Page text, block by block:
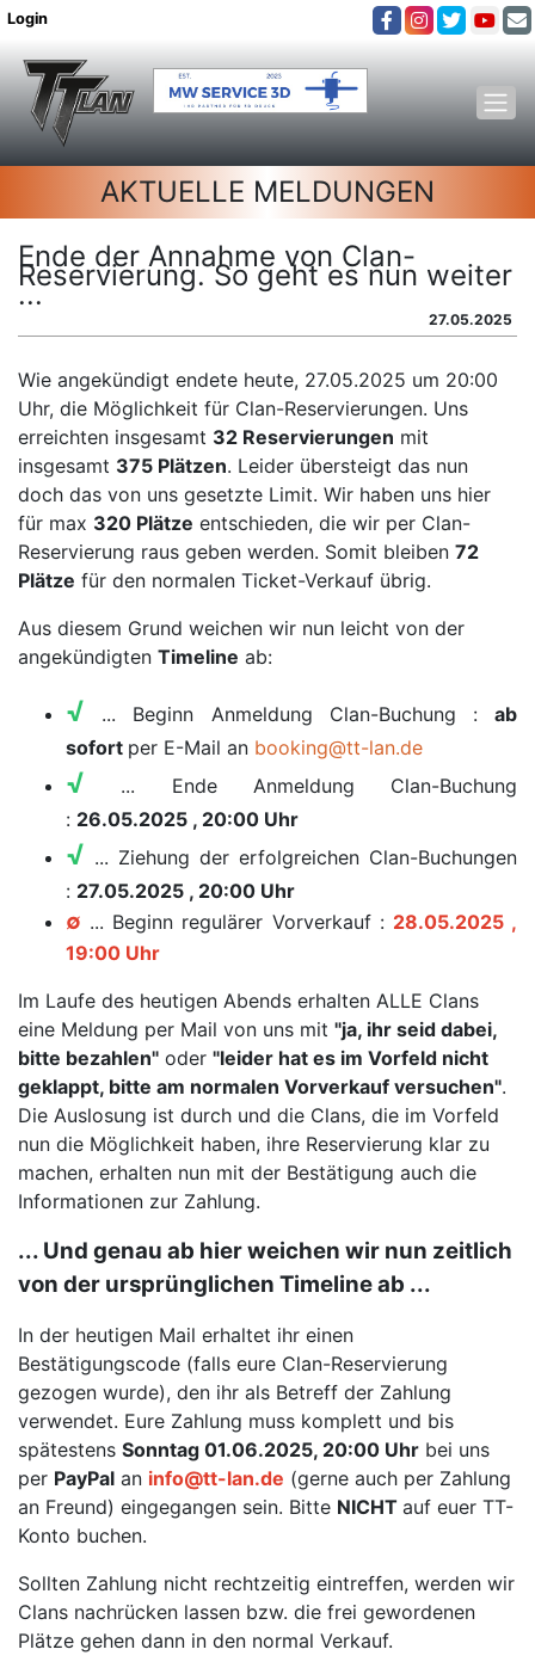
Login
AKTUELLE MELDUNGEN
Ende der Annahme von Clan-
Reservierung. So geht es nun weiter
...
27.05.2025
Wie angekündigt endete heute, 27.05.2025 um 20:00
Uhr, die Möglichkeit für Clan-Reservierungen. Uns
erreichten insgesamt 32 Reservierungen mit
insgesamt 375 Plätzen. Leider übersteigt das nun
doch das von uns gesetzte Limit. Wir haben uns hier
für max 320 Plätze entschieden, die wir per Clan-
Reservierung raus geben werden. Somit bleiben 72
Plätze für den normalen Ticket-Verkauf übrig.
Aus diesem Grund weichen wir nun leicht von der
angekündigten Timeline ab:
√ ... Beginn Anmeldung Clan-Buchung : ab
sofort per E-Mail an booking@tt-lan.de
√ ... Ende Anmeldung Clan-Buchung
: 26.05.2025 , 20:00 Uhr
√ ... Ziehung der erfolgreichen Clan-Buchungen
: 27.05.2025 , 20:00 Uhr
∅ ... Beginn regulärer Vorverkauf : 28.05.2025 ,
19:00 Uhr
Im Laufe des heutigen Abends erhalten ALLE Clans
eine Meldung per Mail von uns mit "ja, ihr seid dabei,
bitte bezahlen" oder "leider hat es im Vorfeld nicht
geklappt, bitte am normalen Vorverkauf versuchen".
Die Auslosung ist durch und die Clans, die im Vorfeld
nun die Möglichkeit haben, ihre Reservierung klar zu
machen, erhalten nun mit der Bestätigung auch die
Informationen zur Zahlung.
... Und genau ab hier weichen wir nun zeitlich
von der ursprünglichen Timeline ab ...
In der heutigen Mail erhaltet ihr einen
Bestätigungscode (falls eure Clan-Reservierung
gezogen wurde), den ihr als Betreff der Zahlung
verwendet. Eure Zahlung muss komplett und bis
spätestens Sonntag 01.06.2025, 20:00 Uhr bei uns
per PayPal an info@tt-lan.de (gerne auch per Zahlung
an Freund) eingegangen sein. Bitte NICHT auf euer TT-
Konto buchen.
Sollten Zahlung nicht rechtzeitig eintreffen, werden wir
Clans nachrücken lassen bzw. die frei gewordenen
Plätze gehen dann in den normal Verkauf.